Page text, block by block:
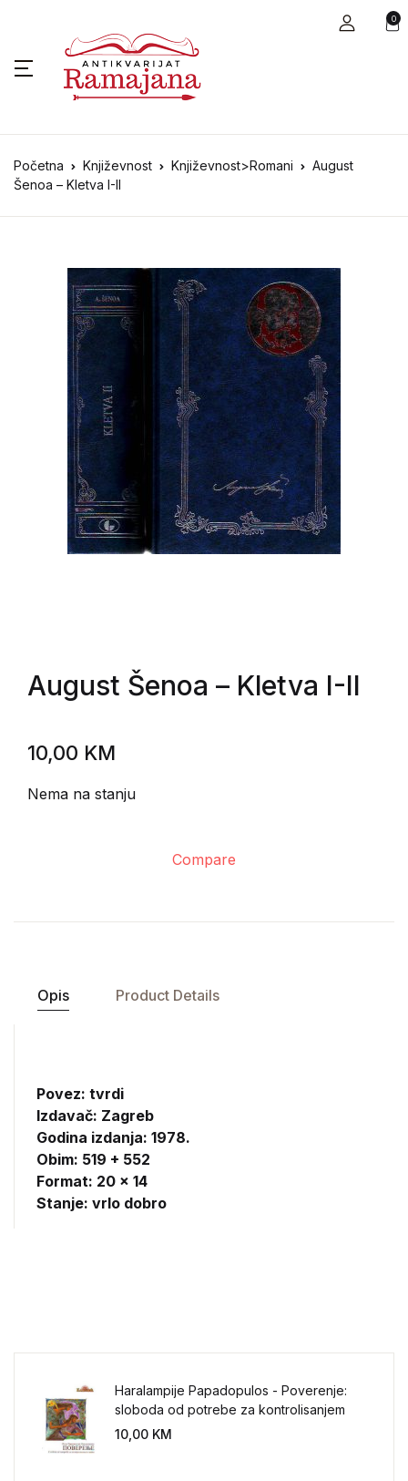
0
Početna Književnost Književnost>Romani
August
Šenoa – Kletva I-II
August Šenoa – Kletva I-II
10,00 KM
Nema na stanju
Compare
Opis Product Details
Povez: tvrdi
Izdavač: Zagreb
Godina izdanja: 1978.
Obim: 519 + 552
Format: 20 x 14
Stanje: vrlo dobro
Haralampije Papadopulos - Poverenje:
sloboda od potrebe za kontrolisanjem
sveta
10,00 KM